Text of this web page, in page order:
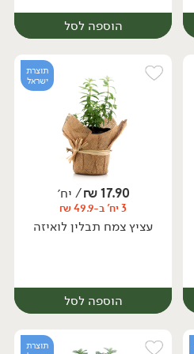
הוספה לסל
יח׳
תוצרת
ישראל
17.90
₪/ יח׳
3 יח' ב-49.9 ₪
עציץ צמח תבלין לואיזה
הוספה לסל
תוצרת